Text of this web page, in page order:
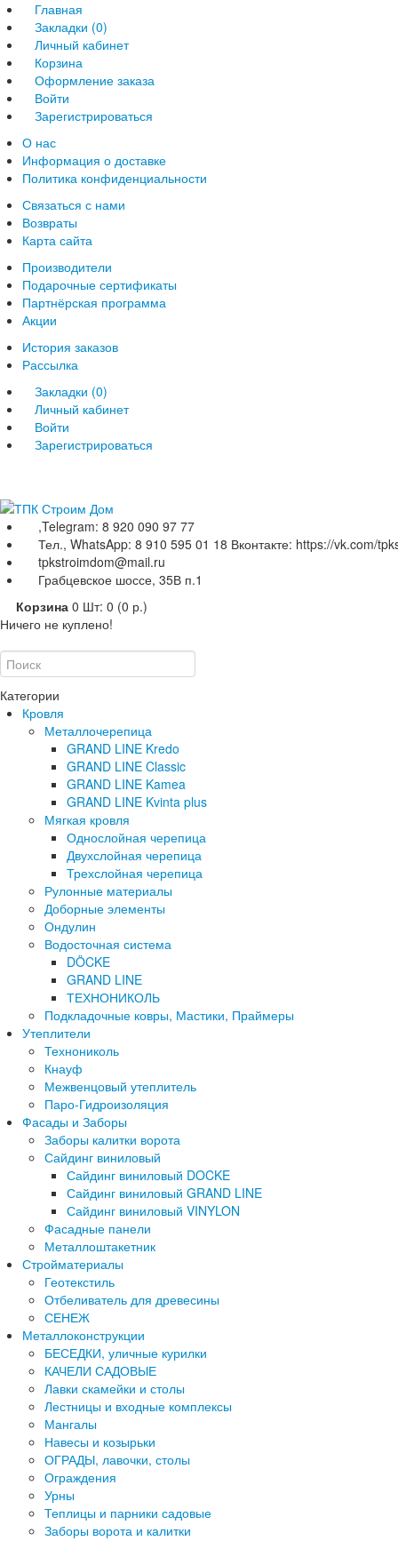
Главная
Закладки (0)
Личный кабинет
Корзина
Оформление заказа
Войти
Зарегистрироваться
О нас
Информация о доставке
Политика конфиденциальности
Связаться с нами
Возвраты
Карта сайта
Производители
Подарочные сертификаты
Партнёрская программа
Акции
История заказов
Рассылка
Закладки (0)
Личный кабинет
Войти
Зарегистрироваться
,Telegram: 8 920 090 97 77
Тел., WhatsApp: 8 910 595 01 18 Вконтакте: https://vk.com/
tpkstroimdom@mail.ru
Грабцевское шоссе, 35В п.1
Корзина 0 Шт: 0 (0 р.)
Ничего не куплено!
Категории
Кровля
Металлочерепица
GRAND LINE Kredo
GRAND LINE Classic
GRAND LINE Kamea
GRAND LINE Kvinta plus
Мягкая кровля
Однослойная черепица
Двухслойная черепица
Трехслойная черепица
Рулонные материалы
Доборные элементы
Ондулин
Водосточная система
DÖCKE
GRAND LINE
ТЕХНОНИКОЛЬ
Подкладочные ковры, Мастики, Праймеры
Утеплители
Технониколь
Кнауф
Межвенцовый утеплитель
Паро-Гидроизоляция
Фасады и Заборы
Заборы калитки ворота
Сайдинг виниловый
Сайдинг виниловый DOCKE
Сайдинг виниловый GRAND LINE
Сайдинг виниловый VINYLON
Фасадные панели
Металлоштакетник
Стройматериалы
Геотекстиль
Отбеливатель для древесины
СЕНЕЖ
Металлоконструкции
БЕСЕДКИ, уличные курилки
КАЧЕЛИ САДОВЫЕ
Лавки скамейки и столы
Лестницы и входные комплексы
Мангалы
Навесы и козырьки
ОГРАДЫ, лавочки, столы
Ограждения
Урны
Теплицы и парники садовые
Заборы ворота и калитки